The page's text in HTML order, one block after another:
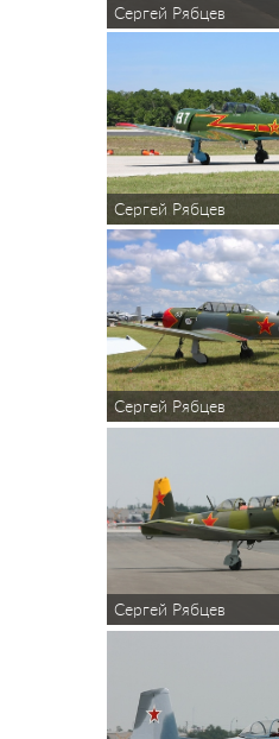
Сергей Рябцев
Сергей Рябцев
Сергей Рябцев
Сергей Рябцев